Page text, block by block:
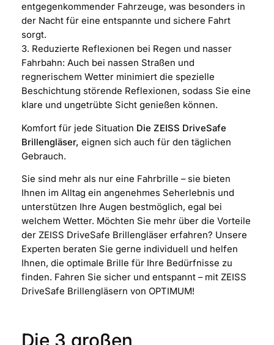
entgegenkommender Fahrzeuge, was besonders in
der Nacht für eine entspannte und sichere Fahrt
sorgt.
3. Reduzierte Reflexionen bei Regen und nasser
Fahrbahn: Auch bei nassen Straßen und
regnerischem Wetter minimiert die spezielle
Beschichtung störende Reflexionen, sodass Sie eine
klare und ungetrübte Sicht genießen können.
Komfort für jede Situation Die ZEISS DriveSafe
Brillengläser, eignen sich auch für den täglichen
Gebrauch.
Sie sind mehr als nur eine Fahrbrille – sie bieten
Ihnen im Alltag ein angenehmes Seherlebnis und
unterstützen Ihre Augen bestmöglich, egal bei
welchem Wetter. Möchten Sie mehr über die Vorteile
der ZEISS DriveSafe Brillengläser erfahren? Unsere
Experten beraten Sie gerne individuell und helfen
Ihnen, die optimale Brille für Ihre Bedürfnisse zu
finden. Fahren Sie sicher und entspannt – mit ZEISS
DriveSafe Brillengläsern von OPTIMUM!
Die 3 großen